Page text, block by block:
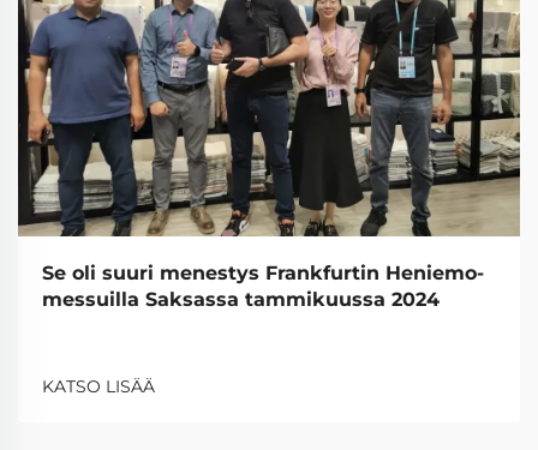
Se oli suuri menestys Frankfurtin Heniemo-
messuilla Saksassa tammikuussa 2024
KATSO LISÄÄ